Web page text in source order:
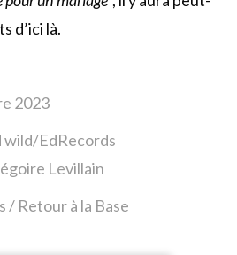
d’ici là.
2023
wild/EdRecords
Levillain
/ Retour à la Base